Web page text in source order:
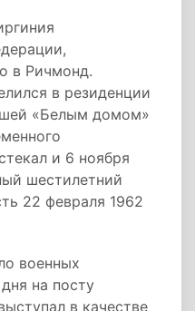
в Ричмонд.
в резиденции
«Белым домом»
и 6 ноября
шестилетний
22 февраля 1962
военных
на посту
в качестве